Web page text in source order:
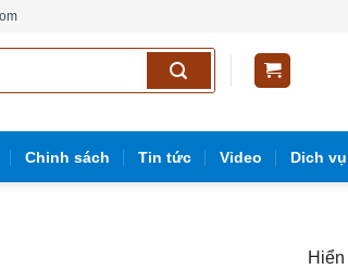
Chinh sách Tin tức Video Dich